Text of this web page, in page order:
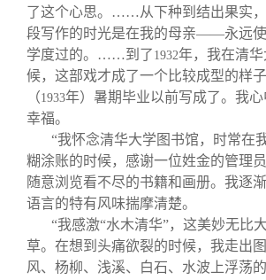
了这个心思。……从下种到结出果实
段写作的时光是在我的母亲——永远
学度过的。……到了 1932年，我在清
候，这部戏才成了一个比较成型的样
（1933年）暑期毕业以前写成了。我
幸福。
“我怀念清华大学图书馆，时常在
糊涂账的时候，感谢一位姓金的管理
随意浏览看不尽的书籍和画册。我逐
语言的特有风味揣摩清楚。
“我感激“水木清华”，这美妙无比
草。在想到头痛欲裂的时候，我走出
风、杨柳、浅溪、白石、水波上浮荡